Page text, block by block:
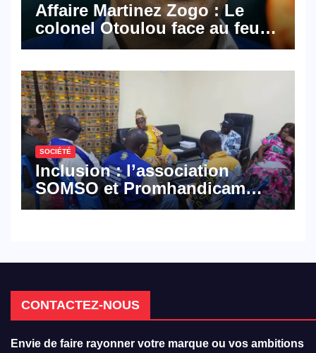
Affaire Martinez Zogo : Le
colonel Otoulou face au feu
croisé des avocats de la
SOCIÉTÉ
Inclusion : l’association
SOMSO et Promhandicam
militent en faveur d’une
CONTACTEZ-NOUS
Envie de faire rayonner votre marque ou vos ambitions